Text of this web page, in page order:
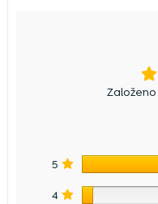
Založeno
5
4